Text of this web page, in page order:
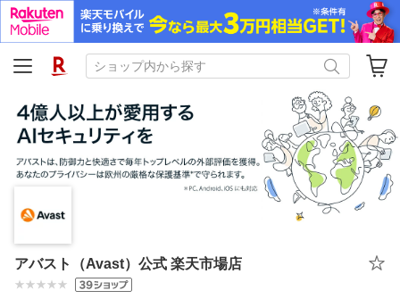
アバスト（Avast）公式 楽天市場店